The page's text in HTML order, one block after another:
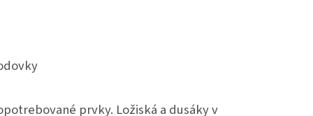
prvky. Ložiská a dusáky v